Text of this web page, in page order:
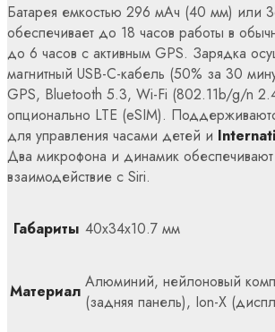
Батарея емкостью 296 мАч (40 мм) или
обеспечивает до 18 часов работы в
до 6 часов с активным GPS. Зарядка
магнитный USB-C-кабель (50% за 30
GPS, Bluetooth 5.3, Wi-Fi (802.11b/g/n
опционально LTE (eSIM).
для управления часами детей и
Два микрофона и динамик обеспечивают
взаимодействие с Siri.
Габариты 40x34x10.7 мм
Материал Алюминий, нейлоновый
(задняя панель), Ion-X